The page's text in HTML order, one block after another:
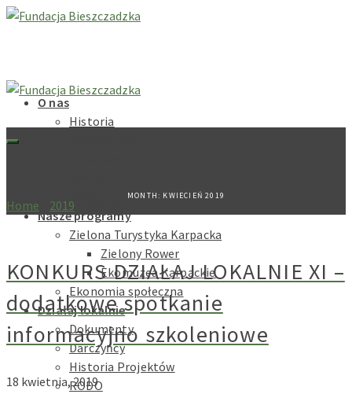
O nas
Historia
Nasze programy
Zielona Turystyka Karpacka
Zielony Rower
Ekomuzea Karpackie
Ekonomia społeczna
Działaj lokalnie
Dokumenty
Darczyńcy
Historia Projektów
RODO
MONTH: KWIECIEŃ 2019
Home 2019
KONKURS DZIAŁAJ LOKALNIE XI –
dodatkowe spotkanie
informacyjno szkoleniowe
18 kwietnia, 2019